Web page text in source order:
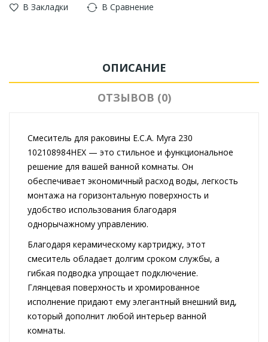
В Закладки В Сравнение
ОПИСАНИЕ
ОТЗЫВОВ (0)
Смеситель для раковины E.C.A. Myra 230
102108984HEX — это стильное и функциональное
решение для вашей ванной комнаты. Он
обеспечивает экономичный расход воды, легкость
монтажа на горизонтальную поверхность и
удобство использования благодаря
однорычажному управлению.
Благодаря керамическому картриджу, этот
смеситель обладает долгим сроком службы, а
гибкая подводка упрощает подключение.
Глянцевая поверхность и хромированное
исполнение придают ему элегантный внешний вид,
который дополнит любой интерьер ванной
комнаты.